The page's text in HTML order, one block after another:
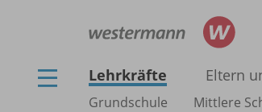
Lehrkräfte Eltern
Grundschule Mittlere